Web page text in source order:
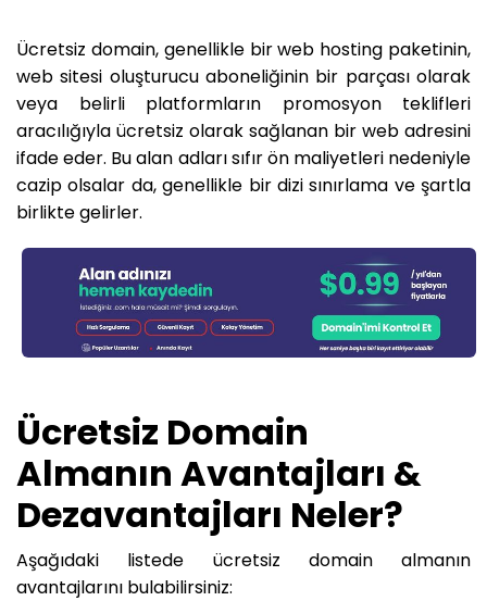
Ücretsiz domain, genellikle bir web hosting paketinin,
web sitesi oluşturucu aboneliğinin bir parçası olarak
veya belirli platformların promosyon teklifleri
aracılığıyla ücretsiz olarak sağlanan bir web adresini
ifade eder. Bu alan adları sıfır ön maliyetleri nedeniyle
cazip olsalar da, genellikle bir dizi sınırlama ve şartla
birlikte gelirler.
Ücretsiz Domain
Almanın Avantajları &
Dezavantajları Neler?
Aşağıdaki listede ücretsiz domain almanın
avantajlarını bulabilirsiniz: